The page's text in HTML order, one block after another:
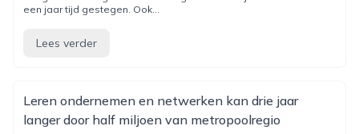
een jaar tijd gestegen. Ook...
Lees verder
Leren ondernemen en netwerken kan drie jaar
langer door half miljoen van metropoolregio